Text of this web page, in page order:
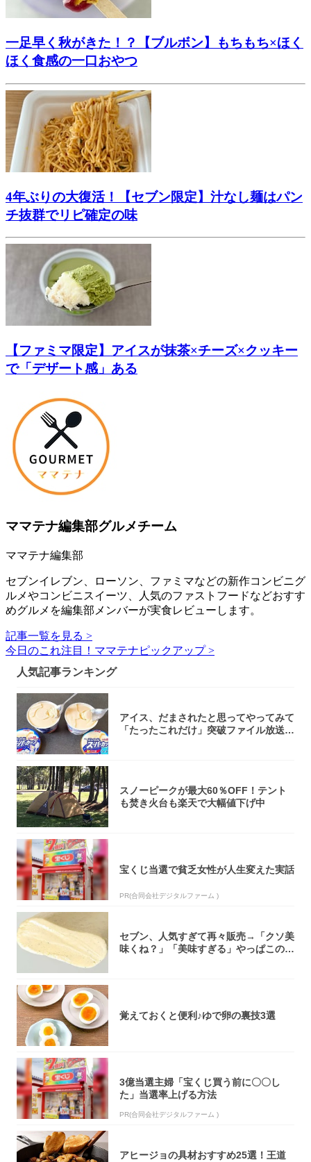
一足早く秋がきた！？【ブルボン】もちもち×ほく
ほく食感の一口おやつ
4年ぶりの大復活！【セブン限定】汁なし麺はパン
チ抜群でリピ確定の味
【ファミマ限定】アイスが抹茶×チーズ×クッキー
で「デザート感」ある
ママテナ編集部グルメチーム
ママテナ編集部
セブンイレブン、ローソン、ファミマなどの新作コンビニグ
ルメやコンビニスイーツ、人気のファストフードなどおすす
めグルメを編集部メンバーが実食レビューします。
記事一覧を見る >
今日のこれ注目！ママテナピックアップ >
人気記事ランキング
アイス、だまされたと思ってやってみて
「たったこれだけ」突破ファイル放送で
スノーピークが最大60％OFF！テント
も焚き火台も楽天で大幅値下げ中
宝くじ当選で貧乏女性が人生変えた実話
PR(合同会社デジタルファーム )
セブン、人気すぎて再々販売→「クソ美
味くね？」「美味すぎる」やっぱこのク
覚えておくと便利♪ゆで卵の裏技3選
3億当選主婦「宝くじ買う前に〇〇し
た」当選率上げる方法
PR(合同会社デジタルファーム )
アヒージョの具材おすすめ25選！王道